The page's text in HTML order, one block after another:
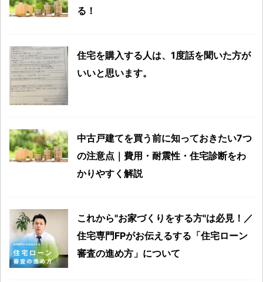
る！
住宅を購入する人は、1度話を聞いた方が
いいと思います。
中古戸建てを買う前に知っておきたい7つ
の注意点｜費用・耐震性・住宅診断をわ
かりやすく解説
これから"お家づくりをする方"は必見！／
住宅専門FPがお伝えるする「住宅ローン
審査の進め方」について